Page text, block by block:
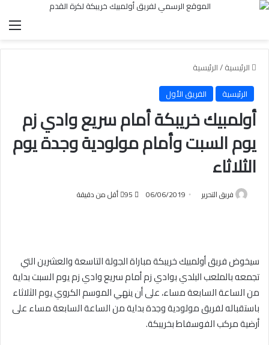
الرئيسية/الرئيسية
الرئيسية
الفريق الأول
أولمبيك خريبكة أمام سريع وادي زم
يوم السبت وأمام مولودية وجدة يوم
الثلاثاء
فريق التحرير 06/06/2019 أقل من دقيقة
سيخوض فريق أولمبيك خريبكة مباراة الجولة التاسعة والعشرين التي
تجمعه بالملعب البلدي بوادي زم أمام سريع وادي زم يوم السبت بداية
من الساعة السابعة مساء، على أن ينهي الموسم الكروي يوم الثلاثاء
باستقباله لفريق مولودية وجدة بداية من الساعة السابعة مساء على
أرضية مركب الفوسفاط بخريبكة.